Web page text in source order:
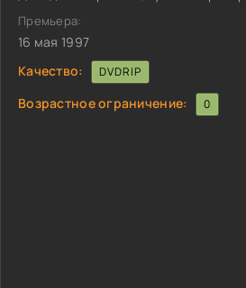
Премьера:
16 мая 1997
Качество:
DVDRIP
Возрастное ограничение: 0